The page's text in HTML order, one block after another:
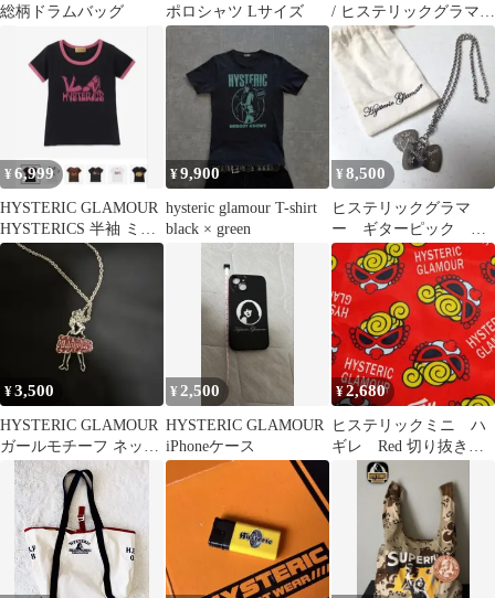
総柄ドラムバッグ
ポロシャツ Lサイズ
/ ヒステリックグラマ
ー トランプ
¥6,999
HYSTERIC GLAMOUR
HYSTERICS 半袖 ミニ
Tシャツ
¥9,900
hysteric glamour T-shirt
black × green
¥8,500
ヒステリックグラマ
ー ギターピック ネ
ックレス
¥3,500
HYSTERIC GLAMOUR
ガールモチーフ ネック
レス
¥ 2,500
HYSTERIC GLAMOUR
iPhoneケース
¥2,680
ヒステリックミニ ハ
ギレ Red 切り抜き有
り 防水 新品